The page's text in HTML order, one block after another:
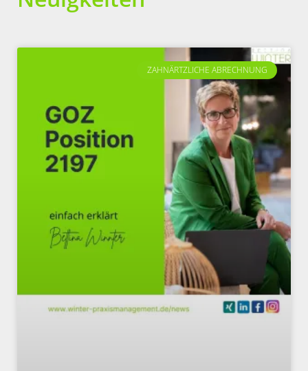
ZAHNÄRTZLICHE ABRECHNUNG